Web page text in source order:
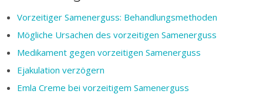
Vorzeitiger Samenerguss: Behandlungsmethoden
Mögliche Ursachen des vorzeitigen Samenerguss
Medikament gegen vorzeitigen Samenerguss
Ejakulation verzögern
Emla Creme bei vorzeitigem Samenerguss